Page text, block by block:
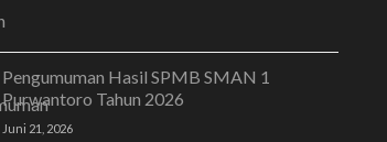
Pengumuman Hasil SPMB SMAN 1
Purwantoro Tahun 2026
Juni 21, 2026